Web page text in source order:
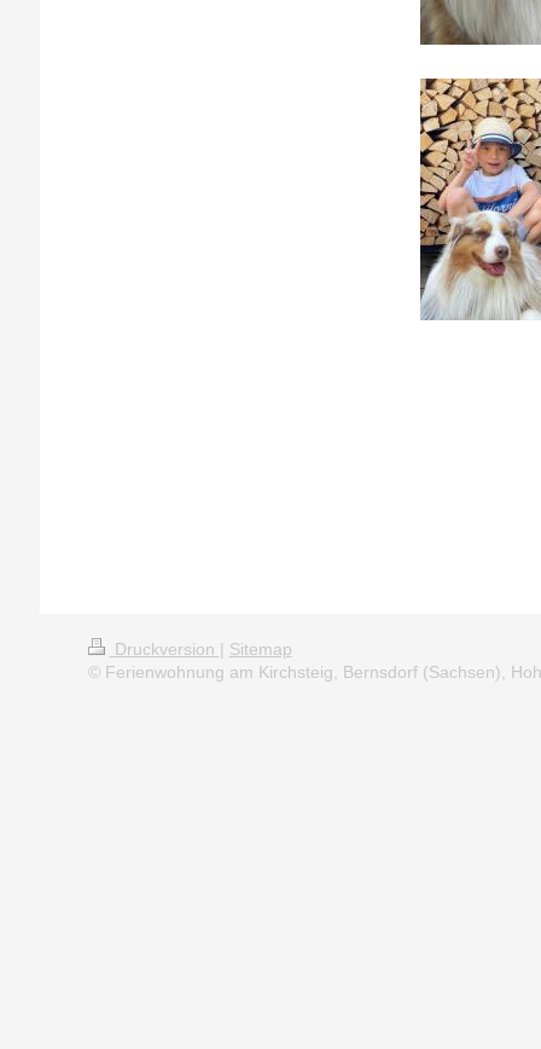
Druckversion | Sitemap
© Ferienwohnung am Kirchsteig, Bernsdorf (Sachsen),